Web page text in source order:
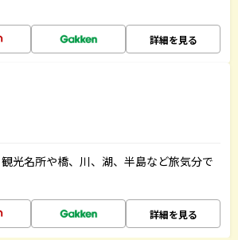
詳細を見る
光名所や橋、川、湖、半島など旅気分で
詳細を見る